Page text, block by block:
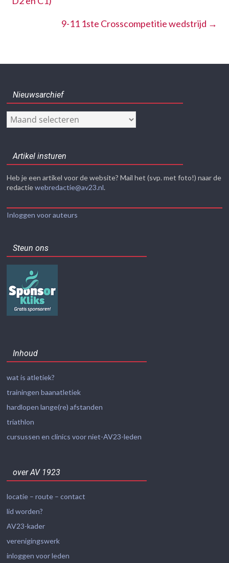
9-11 1ste Crosscompetitie wedstrijd →
Nieuwsarchief
Nieuwsarchief
Artikel insturen
Heb je een artikel voor de website? Mail het (svp. met foto!) naar de
redactiewebredactie@av23.nl.
Inloggen voor auteurs
Steun ons
Inhoud
wat is atletiek?
trainingen baanatletiek
hardlopen lange(re) afstanden
triathlon
cursussen en clinics voor niet-AV23-leden
over AV 1923
locatie – route – contact
lid worden?
AV23-kader
verenigingswerk
inloggen voor leden